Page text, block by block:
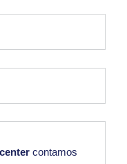
r contamos